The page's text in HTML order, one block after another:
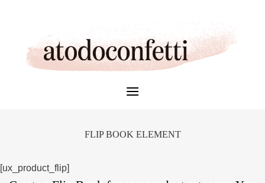
FLIP BOOK ELEMENT
[ux_product_flip]